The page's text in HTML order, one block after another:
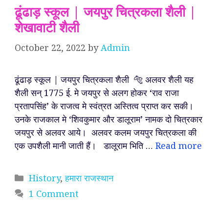
ढूंढाड़ स्कूल | जयपुर चित्रकला शैली |
शेखावाटी शैली
October 22, 2022 byAdmin
ढूंढाड़ स्कूल | जयपुर चित्रकला शैली 🐅 अलवर शैली यह
शैली सन् 1775 ई. मे जयपुर से अलग होकर ‘राव राजा
प्रतापसिंह’ के राजत्व मे स्वंत्रत अस्तित्व प्राप्त कर सकी।
उनके राजकाल मे ‘शिवकुमार और डालूराम’ नामक दो चित्रकार
जयपुर से अलवर आये। अलवर कलम जयपुर चित्रकला की
एक उपशैली मानी जाती हैं। डालूराम भिति … Read more
Categories
History,हमारा राजस्थान
1 Comment